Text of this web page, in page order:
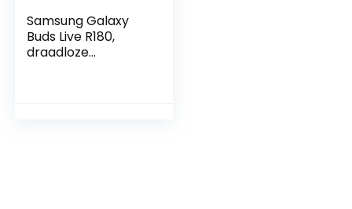
Samsung Galaxy
Buds Live R180,
draadloze